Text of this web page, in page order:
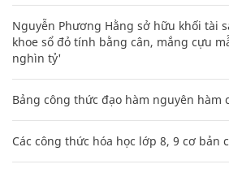
Nguyễn Phương Hằng sở hữu khối tài
khoe sổ đỏ tính bằng cân, mắng cựu
nghìn tỷ'
Bảng công thức đạo hàm nguyên hàm
Các công thức hóa học lớp 8, 9 cơ bản